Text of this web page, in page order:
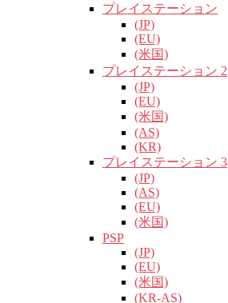
プレイステーション
(JP)
(EU)
(米国)
プレイステーション 2
(JP)
(EU)
(米国)
(AS)
(KR)
プレイステーション 3
(JP)
(AS)
(EU)
(米国)
PSP
(JP)
(EU)
(米国)
(KR-AS)